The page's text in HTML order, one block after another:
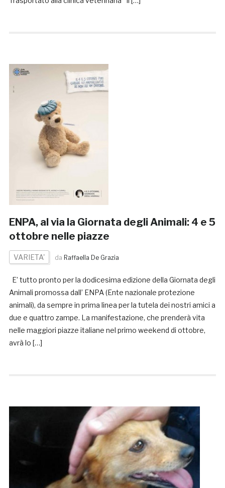
ENPA, al via la Giornata degli Animali: 4 e 5
ottobre nelle piazze
VARIETA' da Raffaella De Grazia
E’ tutto pronto per la dodicesima edizione della Giornata degli
Animali promossa dall’ ENPA (Ente nazionale protezione
animali), da sempre in prima linea per la tutela dei nostri amici a
due e quattro zampe. La manifestazione, che prenderà vita
nelle maggiori piazze italiane nel primo weekend di ottobre,
avrà lo […]